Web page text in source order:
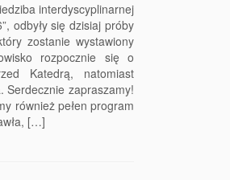
interdyscyplinarnej
odbyły się dzisiaj próby
zostanie wystawiony
rozpocznie się o
Katedrą, natomiast
Serdecznie zapraszamy!
również pełen program
[…]